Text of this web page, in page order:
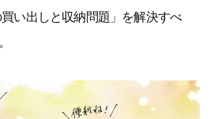
い出しと収納問題」を解決すべ